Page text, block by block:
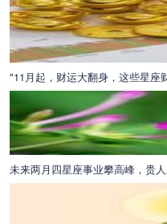
"11月起，财运大翻身，这些星座
未来两月四星座事业攀高峰，贵